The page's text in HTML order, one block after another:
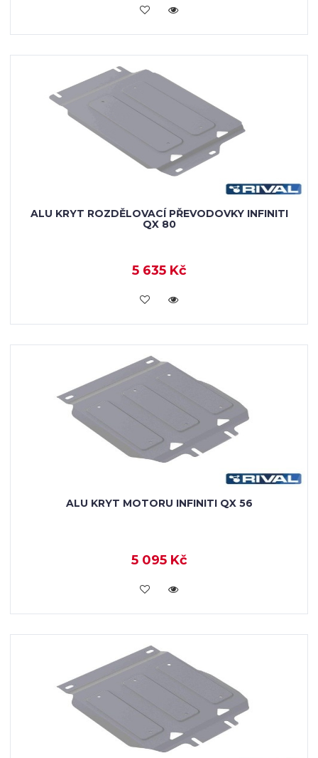
KOUPIT
ALU KRYT ROZDĚLOVACÍ PŘEVODOVKY INFINITI
QX 80
5 635 Kč
KOUPIT
ALU KRYT MOTORU INFINITI QX 56
5 095 Kč
KOUPIT